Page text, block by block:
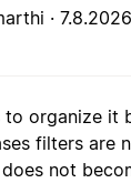
·7.8.2026
to organize it
filters are
not